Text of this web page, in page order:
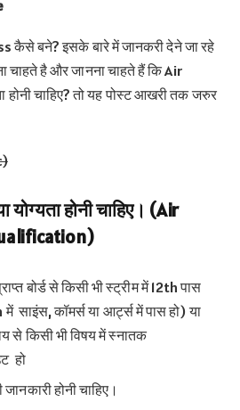
बने? इसके बारे में जानकरी देने जा रहे
चाहते है और जानना चाहते हैं कि Air
होनी चाहिए? तो यह पोस्ट आखरी तक जरुर
होनी चाहिए। (Air
बोर्ड से किसी भी स्ट्रीम में 12th पास
साइंस, कॉमर्स या आर्ट्स में पास हो) या
से किसी भी विषय में स्नातक
हो
होनी चाहिए।